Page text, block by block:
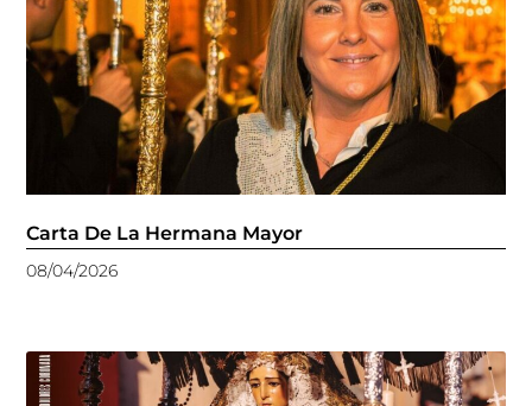
Carta De La Hermana Mayor
08/04/2026